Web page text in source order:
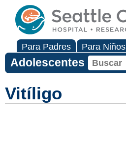
Para Padres Para Niños
Adolescentes
Vitíligo